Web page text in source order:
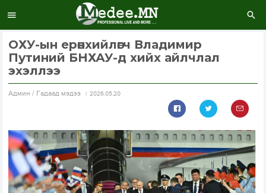
ОХУ-ын ерөнхийлөгч Владимир
Путиний БНХАУ-д хийх айлчлал
эхэллээ
Aдмин / Гадаад мэдээ 2026.05.20